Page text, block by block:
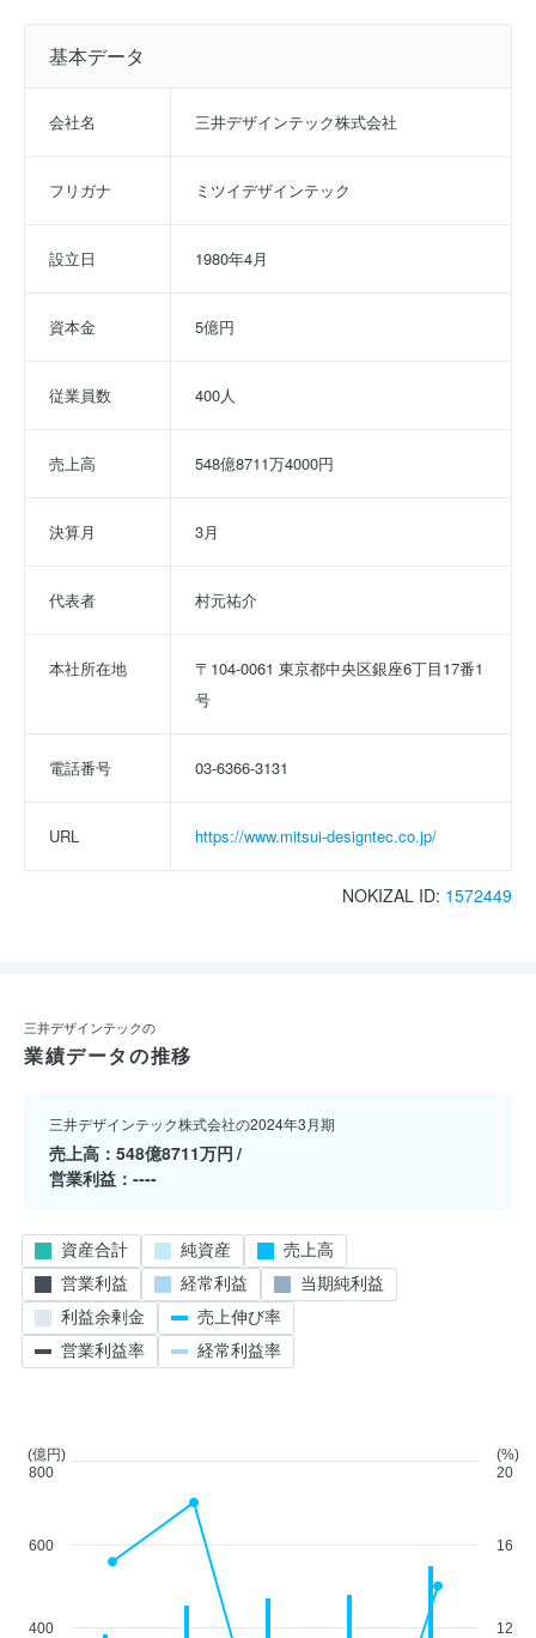
基本データ
会社名 三井デザインテック株式会社
フリガナ ミツイデザインテック
設立日 1980年4月
資本金 5億円
従業員数 400人
売上高 548億8711万4000円
決算月 3月
代表者 村元祐介
本社所在地
〒104-0061 東京都中央区銀座6丁目17番1
号
電話番号 03-6366-3131
URL https://www.mitsui-designtec.co.jp/
NOKIZAL ID: 1572449
三井デザインテックの
業績データの推移
三井デザインテック株式会社の2024年3月期
売上高
548億8711万円
営業利益
----
400
600
(億円)
800
12
16
(%)
20
資産合計 純資産
売上高
営業利益
経常利益
当期純利益
利益余剰金
売上伸び率
営業利益率
経常利益率